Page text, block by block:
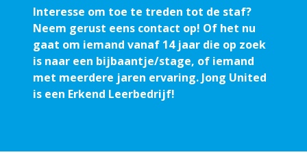
Interesse om toe te treden tot de staf?
Neem gerust eens contact op! Of het nu
gaat om iemand vanaf 14 jaar die op zoek
is naar een bijbaantje/stage, of iemand
met meerdere jaren ervaring. Jong United
is een Erkend Leerbedrijf!